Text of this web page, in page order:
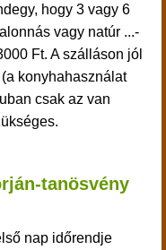
hogy 3 vagy 6
vagy natúr ...-
Ft. A szálláson jól
konyhahasználat
csak az van
tanösvény
nap időrendje